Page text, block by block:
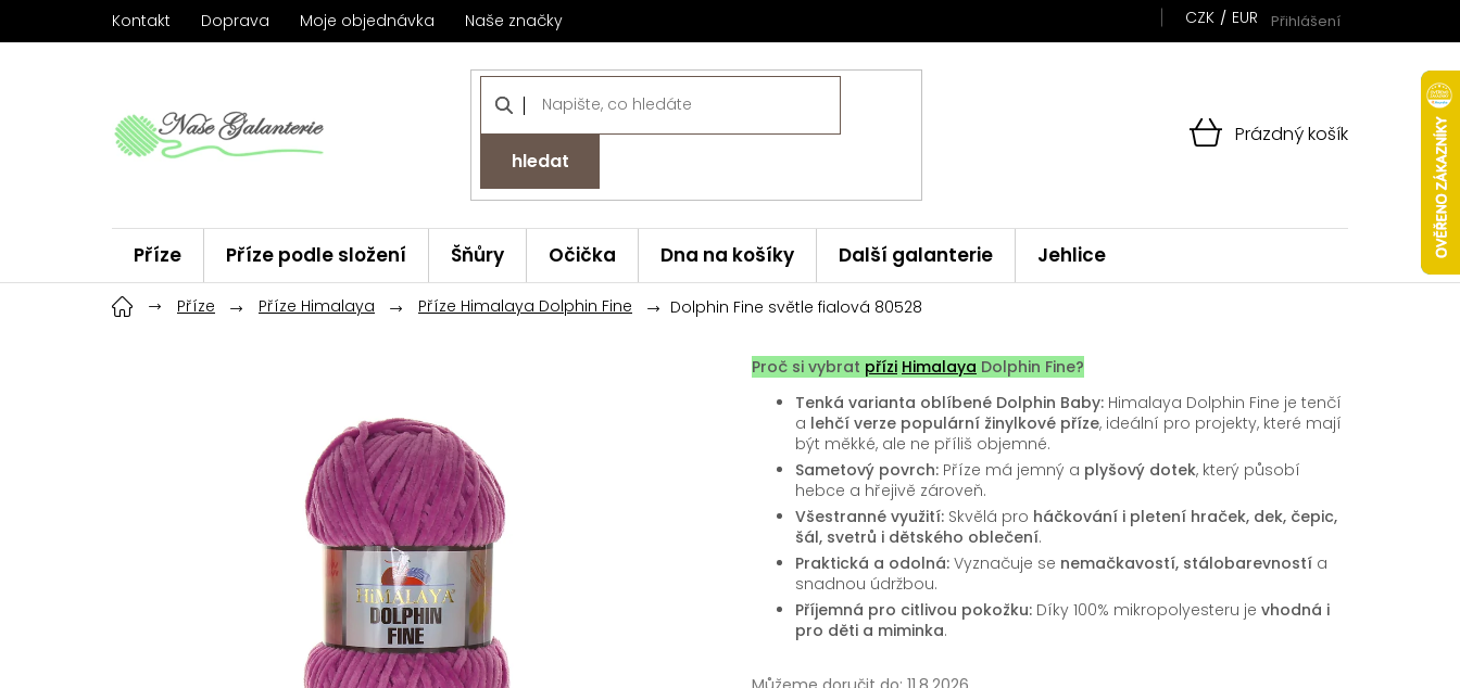
Kontakt Doprava Moje objednávka Naše značky CZK EUR Přihlášení
hledat
NÁKUPNÍ
Prázdný košík
Příze Příze podle složení Šňůry Očička Dna na košíky Další galanterie Jehlice
Háčky ChiaoGoo Značky
Příze Příze Himalaya Příze Himalaya Dolphin Fine Dolphin Fine světle fialová 80528
Proč si vybrat přízi Himalaya Dolphin Fine?
Tenká varianta oblíbené Dolphin Baby: Himalaya Dolphin Fine je tenčí
a lehčí verze populární žinylkové příze, ideální pro projekty, které mají
být měkké, ale ne příliš objemné.
Sametový povrch: Příze má jemný a plyšový dotek, který působí
hebce a hřejivě zároveň.
Všestranné využití: Skvělá pro háčkování i pletení hraček, dek, čepic,
šál, svetrů i dětského oblečení.
Praktická a odolná: Vyznačuje se nemačkavostí, stálobarevností a
snadnou údržbou.
Příjemná pro citlivou pokožku: Díky 100% mikropolyesteru je vhodná i
pro děti a miminka.